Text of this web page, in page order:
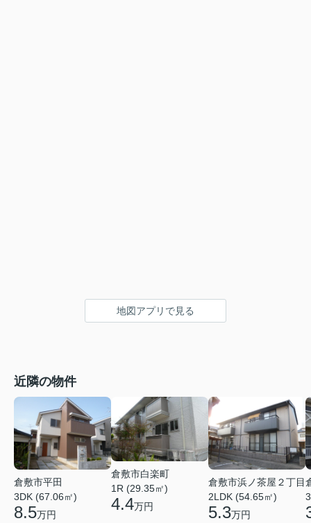
地図アプリで見る
近隣の物件
倉敷市平田
3DK (67.06㎡)
8.5万円
倉敷市白楽町
1R (29.35㎡)
4.4万円
倉敷市浜ノ茶屋２丁目
2LDK (54.65㎡)
5.3万円